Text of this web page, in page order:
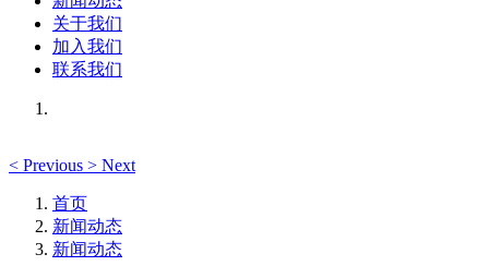
关于我们
加入我们
联系我们
< Previous > Next
首页
新闻动态
新闻动态